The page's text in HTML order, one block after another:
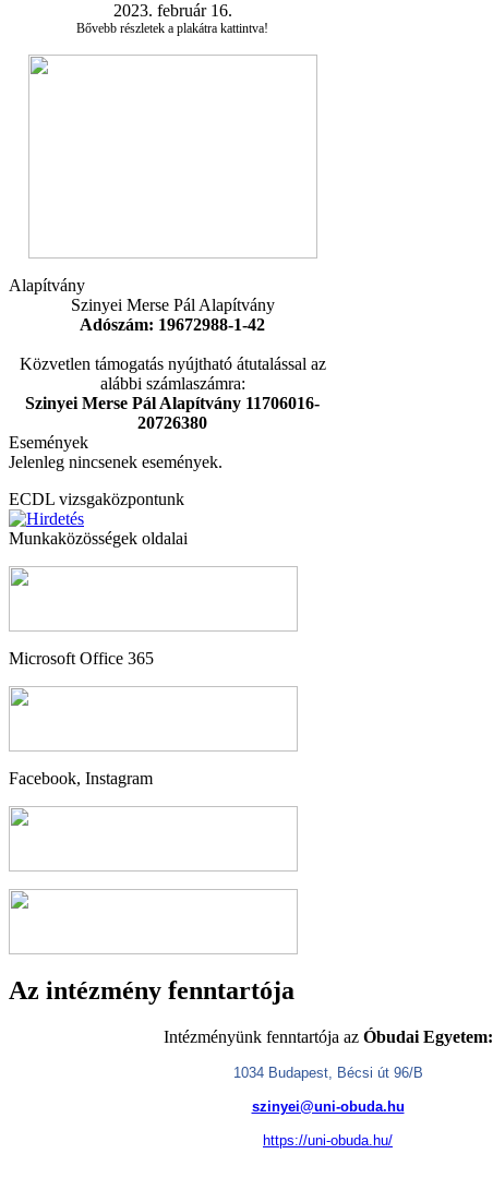
2023. február 16.
Bővebb részletek a plakátra kattintva!
Alapítvány
Szinyei Merse Pál Alapítvány
Adószám: 19672988-1-42
Közvetlen támogatás nyújtható átutalással az
alábbi számlaszámra:
Szinyei Merse Pál Alapítvány 11706016-
20726380
Események
Jelenleg nincsenek események.
ECDL vizsgaközpontunk
Munkaközösségek oldalai
Microsoft Office 365
Facebook, Instagram
Az intézmény fenntartója
Intézményünk fenntartója az Óbudai Egyetem:
1034 Budapest, Bécsi út 96/B
szinyei@uni-obuda.hu
https://uni-obuda.hu/